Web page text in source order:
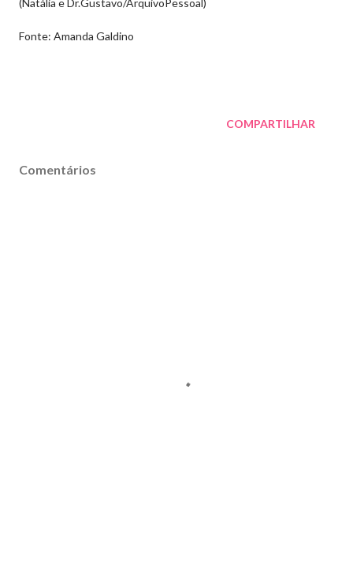
(Natália e Dr.Gustavo/ArquivoPessoal)
Fonte: Amanda Galdino
COMPARTILHAR
Comentários